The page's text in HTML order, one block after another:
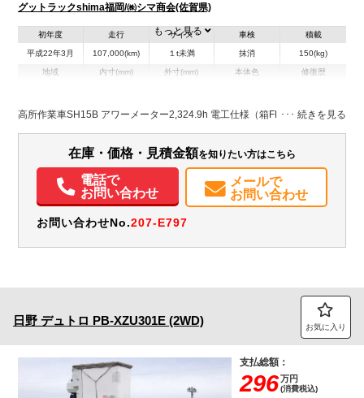
グットラックshima福岡/㈱シマ商会(佐賀県)
初年度
平成22年3月
走行
107,000(km)
サイズ
１t未満
車検
抹消
積載
150(kg)
地域 内寸(mm) 外寸(mm)
H:3,280
本体色 修復歴
エアコン パワステ パワーウィンドウ ABS エアバッグ
ETC
バックモニター
もっと見る
高所作業車SH15B アワーメーター2,324.9h 電工仕様（箱FRP） F5 14.6m
在庫・価格・見積金額を知りたい方はこちら
電話で
お問い合わせ
メールで
お問い合わせ
お問い合わせNo.207-E797
日野 デュトロ PB-XZU301E (2WD) お気に入り
支払総額：
296万円
(消費税込)